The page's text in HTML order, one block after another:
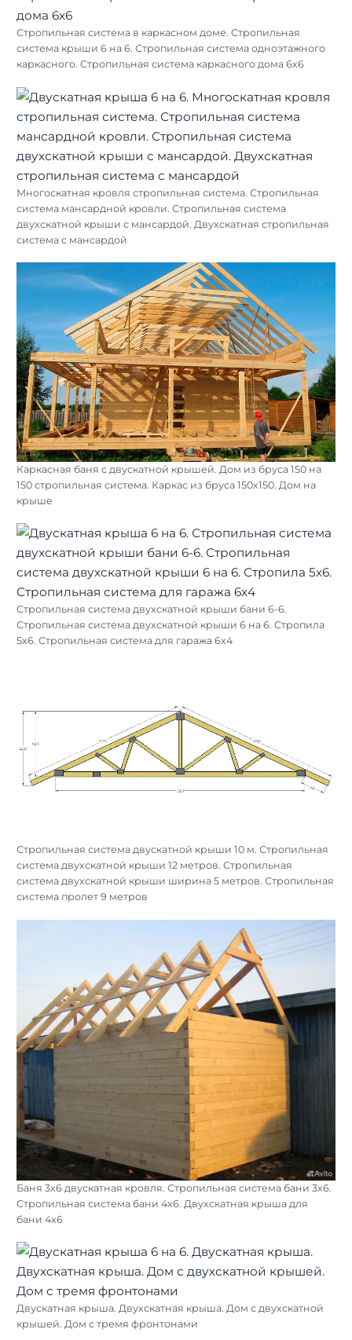
Стропильная система в каркасном доме. Стропильная
система крыши 6 на 6. Стропильная система одноэтажного
каркасного. Стропильная система каркасного дома 6х6
Многоскатная кровля стропильная система. Стропильная
система мансардной кровли. Стропильная система
двухскатной крыши с мансардой. Двухскатная стропильная
система с мансардой
Каркасная баня с двускатной крышей. Дом из бруса 150 на
150 стропильная система. Каркас из бруса 150х150. Дом на
крыше
Стропильная система двухскатной крыши бани 6-6.
Стропильная система двухскатной крыши 6 на 6. Стропила
5х6. Стропильная система для гаража 6х4
Стропильная система двускатной крыши 10 м. Стропильная
система двухскатной крыши 12 метров. Стропильная
система двухскатной крыши ширина 5 метров. Стропильная
система пролет 9 метров
Баня 3х6 двускатная кровля. Стропильная система бани 3х6.
Стропильная система бани 4х6. Двухскатная крыша для
бани 4х6
Двускатная крыша. Двухскатная крыша. Дом с двухскатной
крышей. Дом с тремя фронтонами